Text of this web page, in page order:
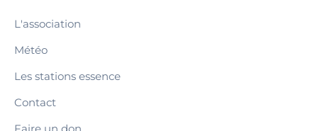
L'association
Météo
Les stations essence
Contact